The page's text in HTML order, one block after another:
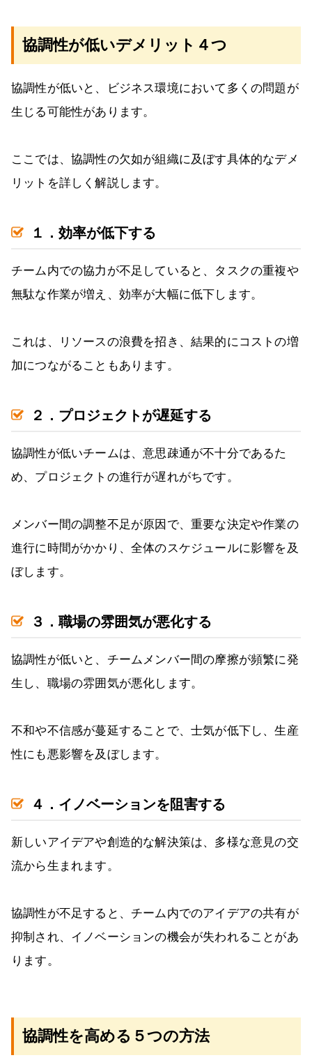
協調性が低いデメリット４つ
協調性が低いと、ビジネス環境において多くの問題が
生じる可能性があります。
ここでは、協調性の欠如が組織に及ぼす具体的なデメ
リットを詳しく解説します。
１．効率が低下する
チーム内での協力が不足していると、タスクの重複や
無駄な作業が増え、効率が大幅に低下します。
これは、リソースの浪費を招き、結果的にコストの増
加につながることもあります。
２．プロジェクトが遅延する
協調性が低いチームは、意思疎通が不十分であるた
め、プロジェクトの進行が遅れがちです。
メンバー間の調整不足が原因で、重要な決定や作業の
進行に時間がかかり、全体のスケジュールに影響を及
ぼします。
３．職場の雰囲気が悪化する
協調性が低いと、チームメンバー間の摩擦が頻繁に発
生し、職場の雰囲気が悪化します。
不和や不信感が蔓延することで、士気が低下し、生産
性にも悪影響を及ぼします。
４．イノベーションを阻害する
新しいアイデアや創造的な解決策は、多様な意見の交
流から生まれます。
協調性が不足すると、チーム内でのアイデアの共有が
抑制され、イノベーションの機会が失われることがあ
ります。
協調性を高める５つの方法